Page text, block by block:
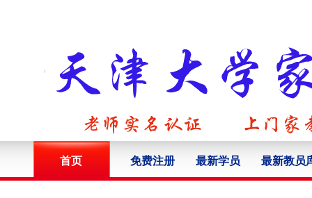
首页 免费注册 最新学员 最新教员